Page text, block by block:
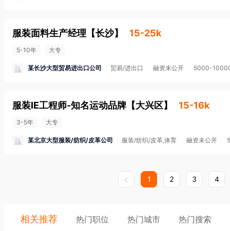
服装面料生产经理 【长沙】 15-25k
5-10年 大专
某长沙大型贸易进出口公司 贸易/进出口 融资未公开 5000-
服装IE工程师-知名运动品牌 【大兴区】 15-16k
3-5年 大专
某北京大型服装/纺织/皮革公司 服装/纺织/皮革,体育 融资未公开
1 2 3 4
相关推荐 热门职位 热门城市 热门搜索